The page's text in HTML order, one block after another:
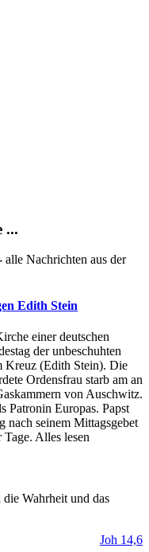
...
Nachrichten aus der
Edith Stein
einer deutschen
der unbeschuhten
Kreuz (Edith Stein). Die
Ordensfrau starb am an
von Auschwitz.
Patronin Europas. Papst
nach seinem Mittagsgebet
Alles lesen
die Wahrheit und das
Joh 14,6